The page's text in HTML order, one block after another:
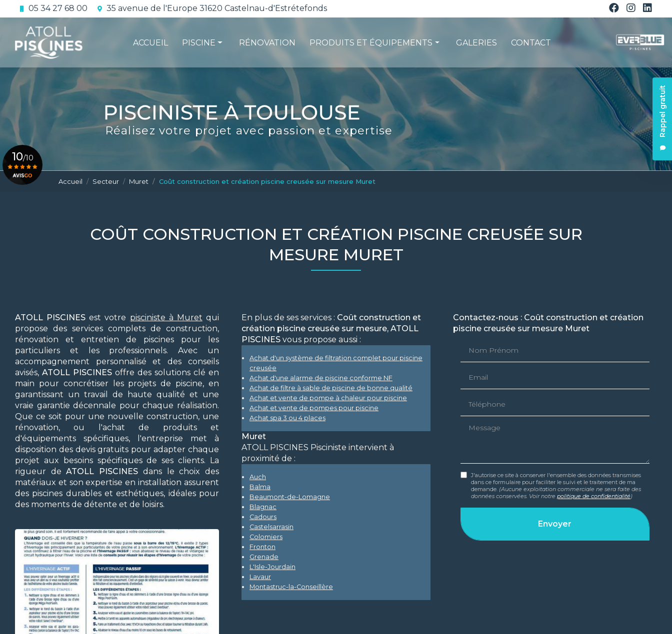
au
contenu
principal
05 34 27 68 00 35 avenue de l'Europe 31620 Castelnau-d'Estrétefonds
Rappel gratuit
ACCUEIL PISCINE
L'étanchéité
La conformité
Le contrat d'entretien
RÉNOVATION PRODUITS ET ÉQUIPEMENTS
Les pompes à chaleur
La filtration
Les robots piscines
Volets et sécurité
La stérilisation
Les abris
Spas-Balnéo
GALERIES CONTACT
Réalisez votre projet avec passion et expertise
10/10
Accueil Secteur Muret Coût construction et création piscine creusée sur mesure Muret
COÛT CONSTRUCTION ET CRÉATION PISCINE CREUSÉE SUR
MESURE MURET
ATOLL PISCINES est votre pisciniste à Muret qui
propose des services complets de construction,
rénovation et entretien de piscines pour les
particuliers et les professionnels. Avec un
accompagnement personnalisé et des conseils
avisés, ATOLL PISCINES offre des solutions clé en
main pour concrétiser les projets de piscine, en
garantissant un travail de haute qualité et une
vraie garantie décennale pour chaque réalisation.
Que ce soit pour une nouvelle construction, une
rénovation, ou l'achat de produits et
d'équipements spécifiques, l'entreprise met à
disposition des devis gratuits pour adapter chaque
projet aux besoins spécifiques de ses clients. La
rigueur deATOLL PISCINES dans le choix des
matériaux et son expertise en installation assurent
des piscines durables et esthétiques, idéales pour
des moments de détente et de loisirs.
En plus de ses services : Coût construction et
création piscine creusée sur mesure, ATOLL
PISCINESvous propose aussi :
Achat d'un système de filtration complet pour piscine
creusée
Achat d'une alarme de piscine conforme NF
Achat de filtre à sable de piscine de bonne qualité
Achat et vente de pompe à chaleur pour piscine
Achat et vente de pompes pour piscine
Achat spa 3 ou 4 places
Muret
ATOLL PISCINES Pisciniste intervient à
proximité de :
Auch
Balma
Beaumont-de-Lomagne
Blagnac
Cadours
Castelsarrasin
Colomiers
Fronton
Grenade
L'Isle-Jourdain
Lavaur
Montastruc-la-Conseillère
Contactez-nous : Coût construction et création
piscine creusée sur mesure Muret
Message
J'autorise ce site à conserver l'ensemble des données transmises
dans ce formulaire pour faciliter le suivi et le traitement de ma
demande. (Aucune exploitation commerciale ne sera faite des
données conservées. Voir notre politique de confidentialité)